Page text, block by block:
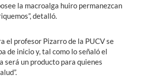
la macroalga huiro permanezcan
detalló.
el profesor Pizarro de la PUCV se
de inicio y, tal como lo señaló el
será un producto para quienes